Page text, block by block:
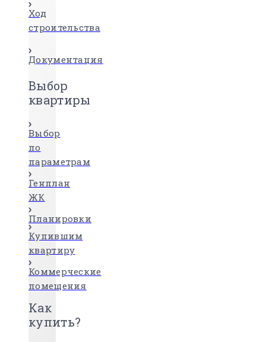
Ход
строительства
Документация
Выбор
квартиры
Выбор
по
параметрам
Генплан
ЖК
Планировки
Купившим
квартиру
Коммерческие
помещения
Как
купить?